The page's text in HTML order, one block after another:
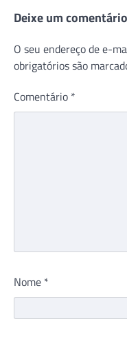
Deixe um comentário
O seu endereço de e-
obrigatórios são
Comentário *
Nome *